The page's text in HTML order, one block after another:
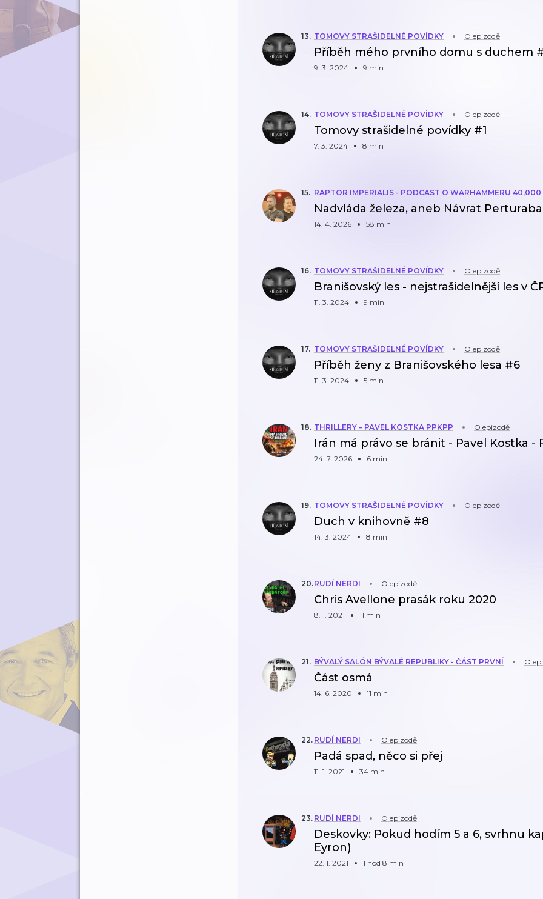
13. TOMOVY STRAŠIDELNÉ POVÍDKY O epizodě
Příběh mého prvního domu s duchem
9. 3. 2024 9 min
14. TOMOVY STRAŠIDELNÉ POVÍDKY O epizodě
Tomovy strašidelné povídky #1
7. 3. 2024 8 min
15. RAPTOR IMPERIALIS - PODCAST O WARHAMMERU 40,000
Nadvláda železa, aneb Návrat Perturaba
14. 4. 2026 58 min
16. TOMOVY STRAŠIDELNÉ POVÍDKY O epizodě
Branišovský les - nejstrašidelnější les v
11. 3. 2024 9 min
17. TOMOVY STRAŠIDELNÉ POVÍDKY O epizodě
Příběh ženy z Branišovského lesa #6
11. 3. 2024 5 min
18. THRILLERY – PAVEL KOSTKA PPKPP O epizodě
Irán má právo se bránit - Pavel Kostka -
24. 7. 2026 6 min
19. TOMOVY STRAŠIDELNÉ POVÍDKY O epizodě
Duch v knihovně #8
14. 3. 2024 8 min
20.RUDÍ NERDI O epizodě
Chris Avellone prasák roku 2020
8. 1. 2021 11 min
21. BÝVALÝ SALÓN BÝVALÉ REPUBLIKY - ČÁST PRVNÍ O
Část osmá
14. 6. 2020 11 min
22. RUDÍ NERDI O epizodě
Padá spad, něco si přej
11. 1. 2021 34 min
23. RUDÍ NERDI O epizodě
Deskovky: Pokud hodím 5 a 6, svrhnu
Eyron)
22. 1. 2021 1 hod 8 min